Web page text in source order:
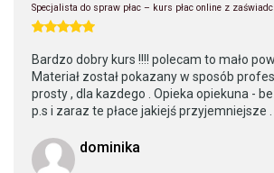
Specjalista do spraw płac – kurs płac online z
Bardzo dobry kurs !!!! polecam to mało
Materiał został pokazany w sposób
prosty , dla kazdego . Opieka opiekuna -
p.s i zaraz te płace jakiejś przyjemniejsze .
dominika